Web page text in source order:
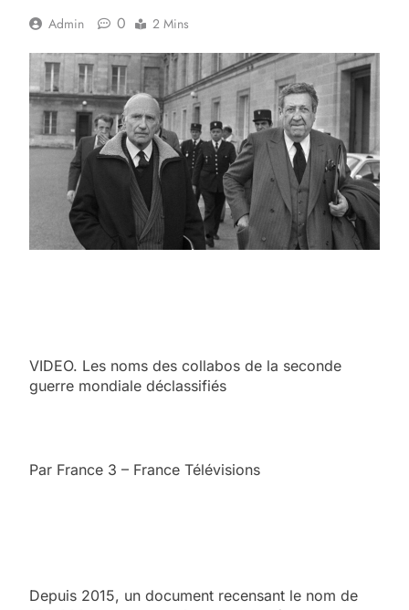
Admin 0 2 Mins
VIDEO. Les noms des collabos de la seconde
guerre mondiale déclassifiés
Par France 3 – France Télévisions
Depuis 2015, un document recensant le nom de